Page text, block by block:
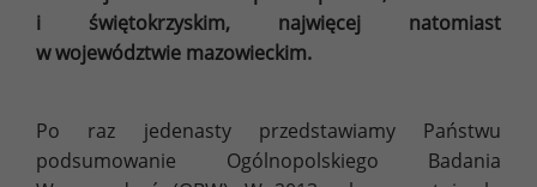
i świętokrzyskim, najwięcej natomiast
w województwie mazowieckim.
Po raz jedenasty przedstawiamy Państwu
podsumowanie Ogólnopolskiego Badania